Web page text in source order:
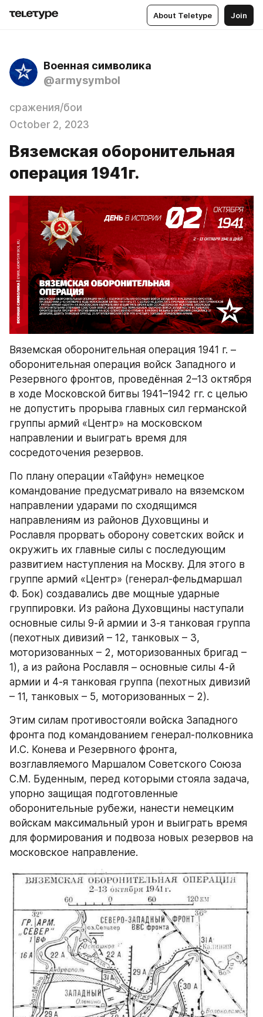
About Teletype Join
Военная символика
@armysymbol
сражения/бои
October 2, 2023
Вяземская оборонительная
операция 1941г.
Вяземская оборонительная операция 1941 г. –
оборонительная операция войск Западного и
Резервного фронтов, проведённая 2–13 октября
в ходе Московской битвы 1941–1942 гг. с целью
не допустить прорыва главных сил германской
группы армий «Центр» на московском
направлении и выиграть время для
сосредоточения резервов.
По плану операции «Тайфун» немецкое
командование предусматривало на вяземском
направлении ударами по сходящимся
направлениям из районов Духовщины и
Рославля прорвать оборону советских войск и
окружить их главные силы с последующим
развитием наступления на Москву. Для этого в
группе армий «Центр» (генерал-фельдмаршал
Ф. Бок) создавались две мощные ударные
группировки. Из района Духовщины наступали
основные силы 9-й армии и 3-я танковая группа
(пехотных дивизий – 12, танковых – 3,
моторизованных – 2, моторизованных бригад –
1), а из района Рославля – основные силы 4-й
армии и 4-я танковая группа (пехотных дивизий
– 11, танковых – 5, моторизованных – 2).
Этим силам противостояли войска Западного
фронта под командованием генерал-полковника
И.С. Конева и Резервного фронта,
возглавляемого Маршалом Советского Союза
С.М. Буденным, перед которыми стояла задача,
упорно защищая подготовленные
оборонительные рубежи, нанести немецким
войскам максимальный урон и выиграть время
для формирования и подвоза новых резервов на
московское направление.